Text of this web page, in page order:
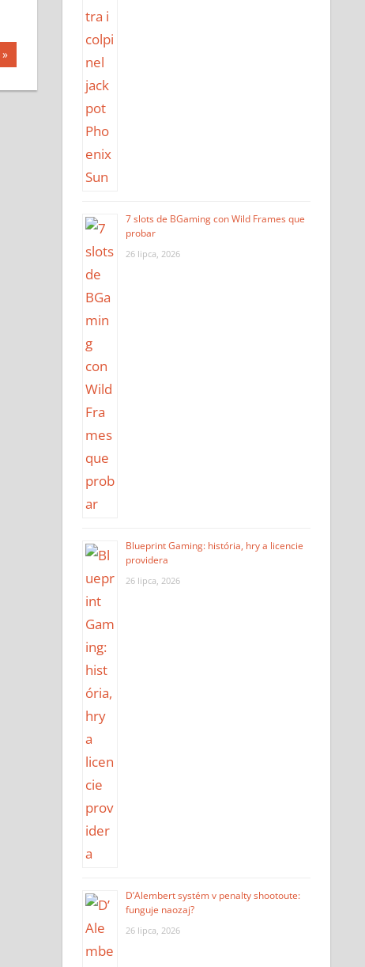
7 slots de BGaming con Wild Frames que
probar
26 lipca, 2026
Blueprint Gaming: história, hry a licencie
providera
26 lipca, 2026
D’Alembert systém v penalty shootoute:
funguje naozaj?
26 lipca, 2026